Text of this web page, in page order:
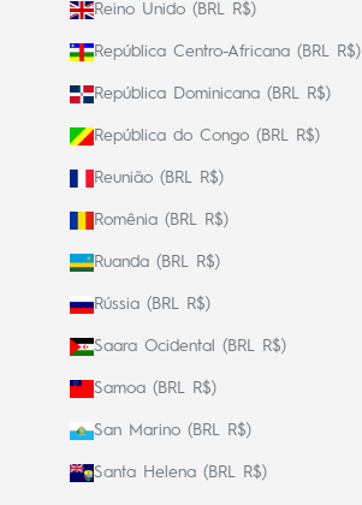
Reino Unido (BRL R$)
República Centro-Africana (BRL R$)
República Dominicana (BRL R$)
República do Congo (BRL R$)
Reunião (BRL R$)
Romênia (BRL R$)
Ruanda (BRL R$)
Rússia (BRL R$)
Saara Ocidental (BRL R$)
Samoa (BRL R$)
San Marino (BRL R$)
Santa Helena (BRL R$)